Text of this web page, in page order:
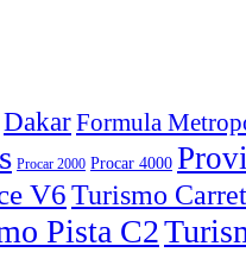
DakarFormula
Procar 2000 Procar 4000
Turismo
Pista C2